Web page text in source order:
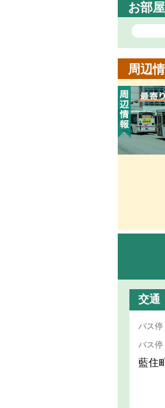
お部
周辺
交通
バス停
バス停
藍住